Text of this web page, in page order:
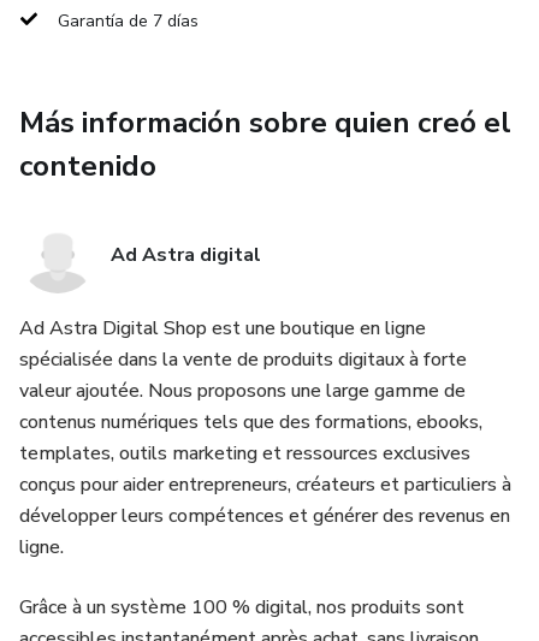
✔️ Casos prácticos aplicados al e-commerce y negocios
digitales
🌐 Adaptación a cada país
La guía incluye explicaciones claras sobre las diferencias
entre países, incluyendo sistemas específicos como los de
México y Brasil, permitiéndote adaptarte fácilmente a
distintos marcos fiscales y normativos.
🚀 Enfoque práctico y orientado al negocio
A diferencia de los libros tradicionales, esta obra va directo
inmediatamente los conceptos en tu actividad, optimizar
Garantía de 7 días
Más información sobre quien creó el
contenido
Ad Astra digital
Ad Astra Digital Shop est une boutique en ligne
spécialisée dans la vente de produits digitaux à forte
valeur ajoutée. Nous proposons une large gamme de
contenus numériques tels que des formations, ebooks,
templates, outils marketing et ressources exclusives
conçus pour aider entrepreneurs, créateurs et particuliers à
développer leurs compétences et générer des revenus en
ligne.
Grâce à un système 100 % digital, nos produits sont